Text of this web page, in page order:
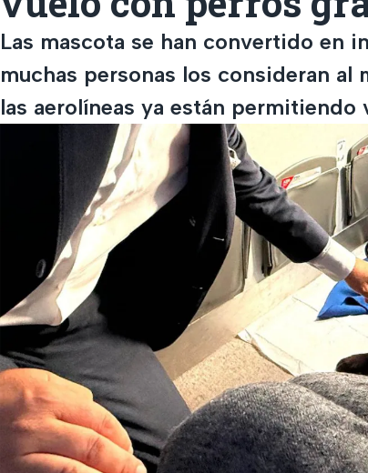
Las mascota se han convertido en
muchas personas los consideran al
las aerolíneas ya están permitiendo